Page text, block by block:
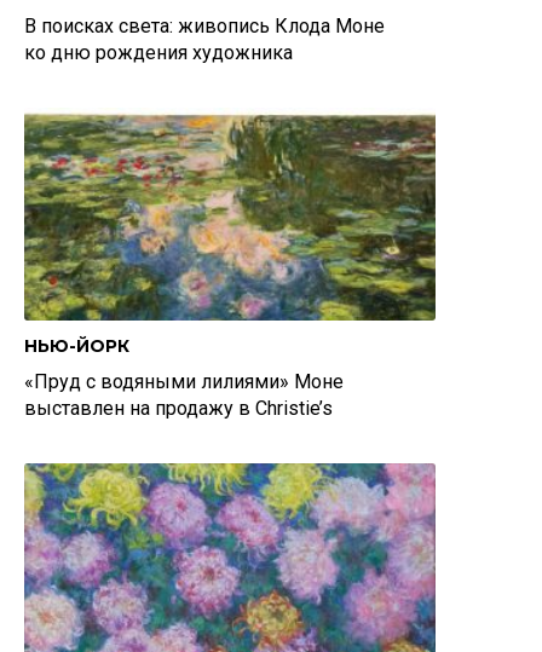
В поисках света: живопись Клода Моне
ко дню рождения художника
НЬЮ-ЙОРК
«Пруд с водяными лилиями» Моне
выставлен на продажу в Christie’s